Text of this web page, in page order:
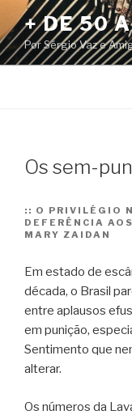
Pular
para
o
conteúdo
+ DE 50
Por Sérgio Vaz e
Os sem-
:: O PRIVILÉGIO
DEFERÊNCIA
MARY ZAIDAN
Em estado de
década, o Brasil
entre aplausos
em punição,
Sentimento que
alterar.
Os números da